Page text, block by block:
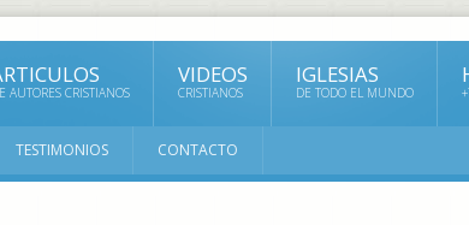
AUTORES CRISTIANOS
VIDEOS
CRISTIANOS
IGLESIAS
DE TODO EL MUNDO
TESTIMONIOS CONTACTO